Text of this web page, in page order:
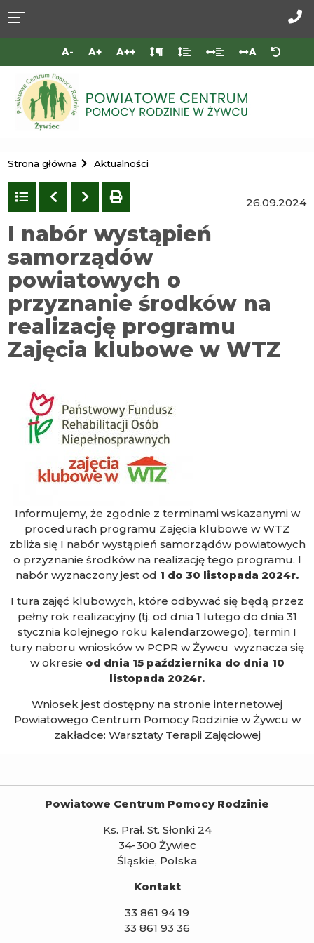
dostępności
głównej
treści
menu
stopki
nas
A- A+ A++ A
Portal
Powiatowego
Centrum
Pomocy
Rodzinie
w
Żywcu
Strona główna Aktualności
Powrót
do
listy
Poprzedni
Następny
drukuj 26.09.2024
I nabór wystąpień
samorządów
powiatowych o
przyznanie środków na
realizację programu
Zajęcia klubowe w WTZ
Informujemy, że zgodnie z terminami wskazanymi w
procedurach programu Zajęcia klubowe w WTZ
zbliża się I nabór wystąpień samorządów powiatowych
o przyznanie środków na realizację tego programu. I
nabór wyznaczony jest od 1 do 30 listopada 2024r.
I tura zajęć klubowych, które odbywać się będą przez
pełny rok realizacyjny (tj. od dnia 1 lutego do dnia 31
stycznia kolejnego roku kalendarzowego), termin I
tury naboru wniosków w PCPR w Żywcu wyznacza się
w okresie od dnia 15 października do dnia 10
listopada 2024r.
Wniosek jest dostępny na stronie internetowej
Powiatowego Centrum Pomocy Rodzinie w Żywcu w
zakładce: Warsztaty Terapii Zajęciowej
Powiatowe Centrum Pomocy Rodzinie
Ks. Prał. St. Słonki 24
34-300 Żywiec
Śląskie, Polska
Kontakt
33 861 94 19
33 861 93 36